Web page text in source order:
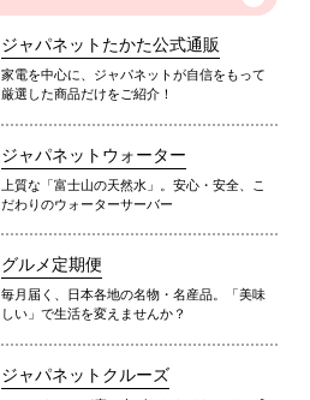
ジャパネットたかた公式通販
家電を中心に、ジャパネットが自信をもって
厳選した商品だけをご紹介！
ジャパネットウォーター
上質な「富士山の天然水」。安心・安全、こ
だわりのウォーターサーバー
グルメ定期便
毎月届く、日本各地の名物・名産品。「美味
しい」で生活を変えませんか？
ジャパネットクルーズ